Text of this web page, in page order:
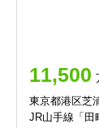
11,500
東京都港区芝
JR山手線「田